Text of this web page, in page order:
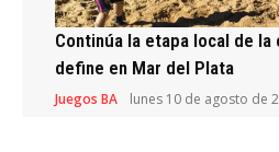
Continúa la etapa local de
define en Mar del Plata
Juegos BA lunes 10 de agosto de